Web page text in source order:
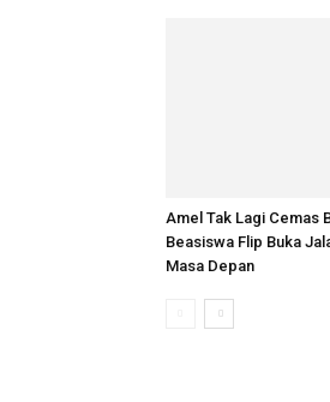
Amel Tak Lagi Cemas
Beasiswa Flip Buka
Masa Depan